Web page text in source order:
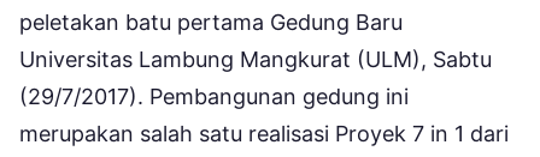
peletakan batu pertama Gedung Baru
Universitas Lambung Mangkurat (ULM), Sabtu
(29/7/2017). Pembangunan gedung ini
merupakan salah satu realisasi Proyek 7 in 1 dari